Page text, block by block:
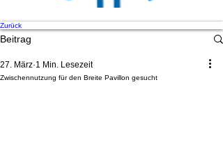
Zurück
Beitrag
Zwischennutzung für den Breite Pavillon gesucht
27. März 1 Min. Lesezeit